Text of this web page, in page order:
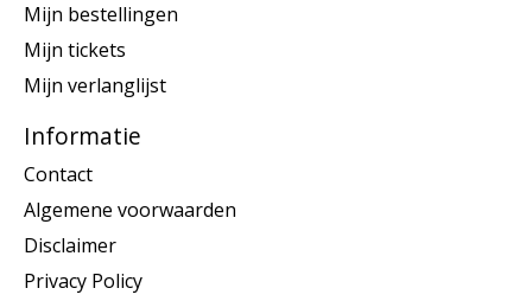
Mijn bestellingen
Mijn tickets
Mijn verlanglijst
Informatie
Contact
Algemene voorwaarden
Disclaimer
Privacy Policy